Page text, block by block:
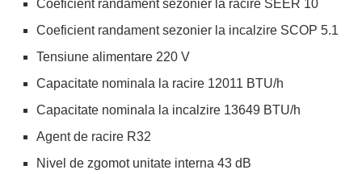
Coeficient randament sezonier la racire SEER 10
Coeficient randament sezonier la incalzire SCOP 5.1
Tensiune alimentare 220 V
Capacitate nominala la racire 12011 BTU/h
Capacitate nominala la incalzire 13649 BTU/h
Agent de racire R32
Nivel de zgomot unitate interna 43 dB